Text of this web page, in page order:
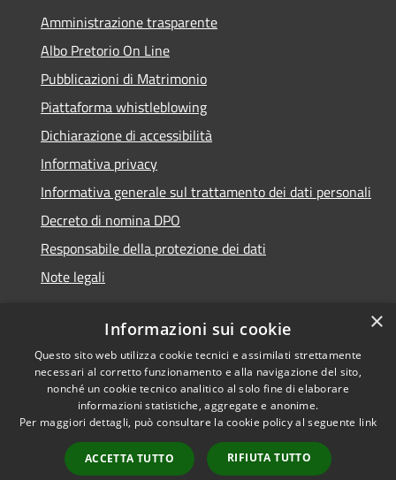
Amministrazione trasparente
Albo Pretorio On Line
Pubblicazioni di Matrimonio
Piattaforma whistleblowing
Dichiarazione di accessibilità
Informativa privacy
Informativa generale sul trattamento dei dati personali
Decreto di nomina DPO
Responsabile della protezione dei dati
Note legali
RSS
Accessibilità
Cookie
Mappa del sito
Piano di miglioramento
© 2021 - 2026 Comune di
Chiavari -Area Riservata
×
Informazioni sui cookie
Questo sito web utilizza cookie tecnici e assimilati strettamente
necessari al corretto funzionamento e alla navigazione del sito,
nonché un cookie tecnico analitico al solo fine di elaborare
informazioni statistiche, aggregate e anonime.
Per maggiori dettagli, può consultare la cookie policy al seguente link
ACCETTA TUTTO RIFIUTA TUTTO